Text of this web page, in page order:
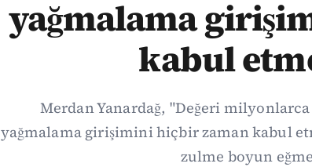
yağmalama
kabul
Merdan Yanardağ, "Değeri
yağmalama girişimini hiçbir zaman kabul
zulme boyun